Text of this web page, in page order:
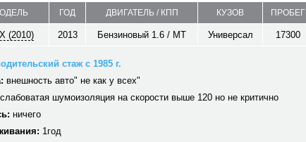
ГОД ДВИГАТЕЛЬ / КПП КУЗОВ ПРОБЕГ
(2010) 2013 Бензиновый 1.6 / MT Универсал 17300
стаж с 1985 г.
внешность авто" не как у всех"
шумоизоляция на скорости выше 120 но не критично
ничего
1год